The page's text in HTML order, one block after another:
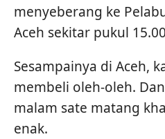
menyeberang ke
Aceh sekitar pukul
Sesampainya di Aceh,
membeli oleh-oleh.
malam sate matang
enak.